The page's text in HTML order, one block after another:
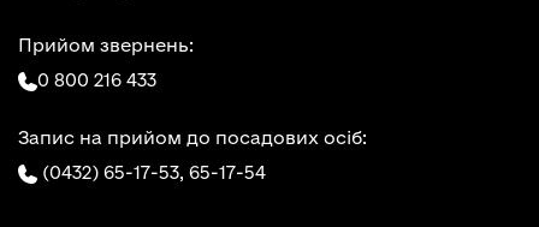
Прийом звернень:
0 800 216 433
Запис на прийом до посадових осіб:
(0432) 65-17-53, 65-17-54